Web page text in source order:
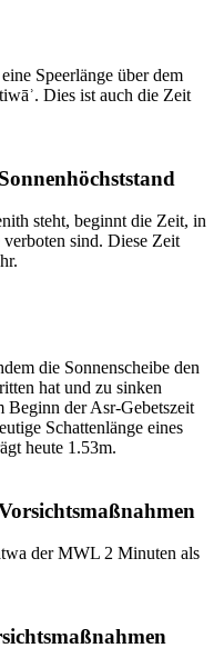
Speerlänge über dem
Dies ist auch die Zeit
steht, beginnt die Zeit, in
sind. Diese Zeit
die Sonnenscheibe den
hat und zu sinken
Beginn der Asr-Gebetszeit
Schattenlänge eines
heute 1.53m.
der MWL 2 Minuten als